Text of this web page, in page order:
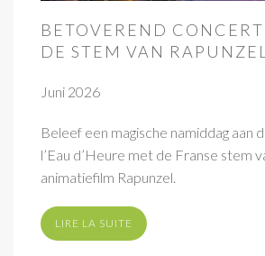
BETOVEREND
DE STEM VAN RAPUNZEL
Juni 2026
Beleef een magische namiddag aan
l’Eau d’Heure met de Franse stem
animatiefilm Rapunzel.
LIRE LA SUITE